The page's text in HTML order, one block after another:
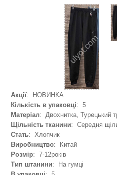
Акції: НОВИНКА
Кількість в упаковці: 5
Матеріал: Двохнитка, Турецький
Щільність тканини: Середня
Стать: Хлопчик
Виробництво: Китай
Розмір: 7-12років
Тип штанини: На гумці